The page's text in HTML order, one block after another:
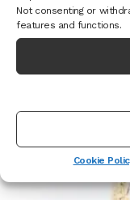
Not consenting or
features and functions.
Cookie